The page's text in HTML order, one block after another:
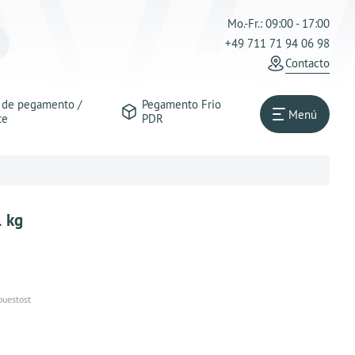
Mo.-Fr.: 09:00 - 17:00
+49 711 71 94 06 98
Contacto
de pegamento /
Pegamento Frio
PDR
Menú
kg